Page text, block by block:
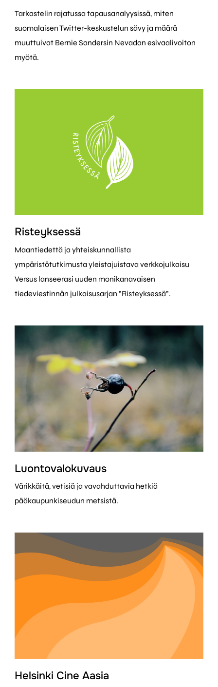
Tarkastelin rajatussa tapausanalyysissä, miten
suomalaisen Twitter-keskustelun sävy ja määrä
muuttuivat Bernie Sandersin Nevadan esivaalivoiton
myötä.
Risteyksessä
Maantiedettä ja yhteiskunnallista
ympäristötutkimusta yleistajuistava verkkojulkaisu
Versus lanseerasi uuden monikanavaisen
tiedeviestinnän julkaisusarjan ”Risteyksessä”.
Luontovalokuvaus
Värikkäitä, vetisiä ja vavahduttavia hetkiä
pääkaupunkiseudun metsistä.
Helsinki Cine Aasia